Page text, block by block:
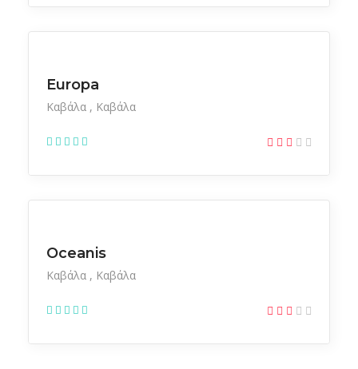
Europa
Καβάλα Καβάλα
Oceanis
Καβάλα Καβάλα